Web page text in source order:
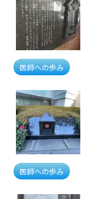
医師への歩み
医師への歩み